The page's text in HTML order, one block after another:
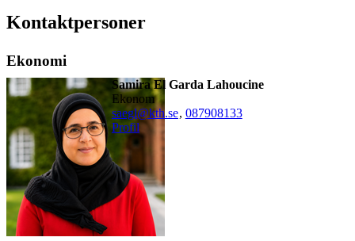
Kontaktpersoner
Ekonomi
Samira El Garda Lahoucine
ekonom
saegl@kth.se, 087908133
Profil